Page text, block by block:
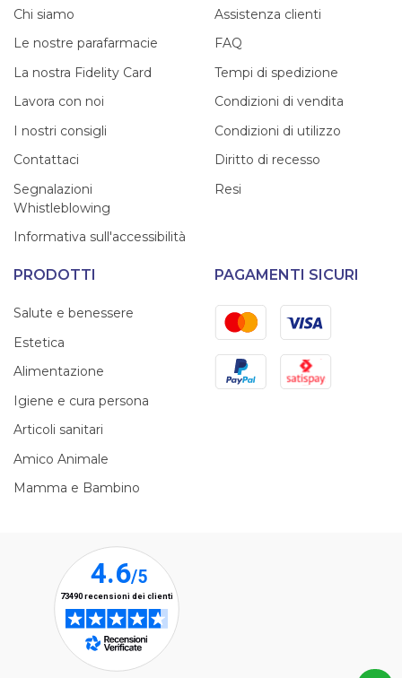
Chi siamo
Le nostre parafarmacie
La nostra Fidelity Card
Lavora con noi
I nostri consigli
Contattaci
Segnalazioni
Whistleblowing
Informativa sull'accessibilità
Assistenza clienti
FAQ
Tempi di spedizione
Condizioni di vendita
Condizioni di utilizzo
Diritto di recesso
Resi
PRODOTTI
Salute e benessere
Estetica
Alimentazione
Igiene e cura persona
Articoli sanitari
Amico Animale
Mamma e Bambino
PAGAMENTI SICURI
MastercardVisa
PayPal Satispay